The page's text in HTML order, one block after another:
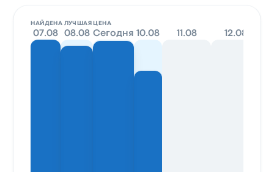
НАЙДЕНА ЛУЧШАЯ ЦЕНА
07.08 08.08 Сегодня 10.08 11.08 12.08